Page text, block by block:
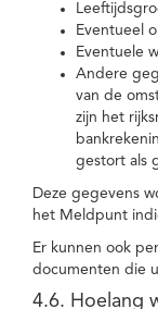
Eventueel
Eventuele
Andere
van de
zijn het
gestort als
Deze gegevens
het Meldpunt
Er kunnen ook
documenten die
4.6. Hoelang